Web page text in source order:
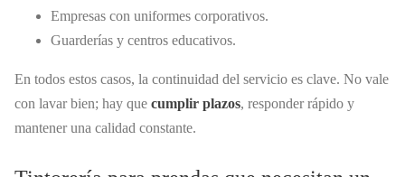
Empresas con uniformes corporativos.
Guarderías y centros educativos.
En todos estos casos, la continuidad del servicio es clave. No vale
con lavar bien; hay que cumplir plazos, responder rápido y
mantener una calidad constante.